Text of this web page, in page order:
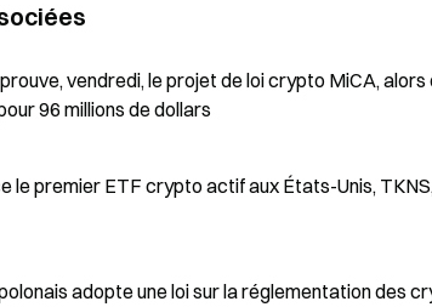
vendredi, le projet de loi crypto MiCA,
96 millions de dollars
le premier ETF crypto actif aux États-Unis,
adopte une loi sur la réglementation des